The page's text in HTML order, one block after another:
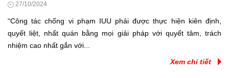
27/10/2024
“Công tác chống vi phạm IUU phải được thực hiện kiên định,
quyết liệt, nhất quán bằng mọi giải pháp với quyết tâm, trách
nhiệm cao nhất gắn với...
Xem chi tiết